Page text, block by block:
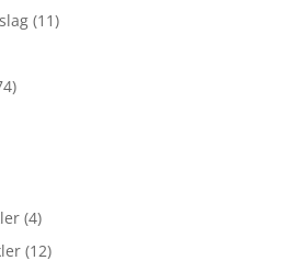
(11)
(4)
(12)